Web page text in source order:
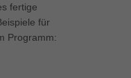
fertige
für
Programm:
oder Publishern verwendet,